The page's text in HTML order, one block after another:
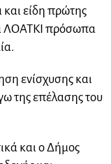
είδη πρώτης
ΛΟΑΤΚΙ πρόσωπα
ενίσχυσης και
της επέλασης του
και ο Δήμος